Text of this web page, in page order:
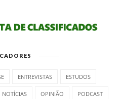
ENTREVISTAS ESTUDOS
NOTÍCIAS OPINIÃO PODCAST